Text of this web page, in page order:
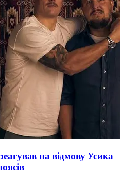
на відмову Усика